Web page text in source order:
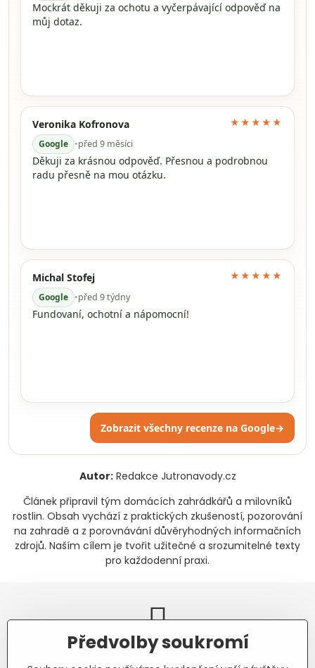
Mockrát děkuji za ochotu a vyčerpávající odpověď na
můj dotaz.
Veronika Kofronova
Google •před 9 měsíci
★★★★★
Děkuji za krásnou odpověď. Přesnou a podrobnou
radu přesně na mou otázku.
Michal Stofej
Google •před 9 týdny
★★★★★
Fundovaní, ochotní a nápomocní!
Zobrazit všechny recenze na Google→
Autor:Redakce Jutronavody.cz
Článek připravil tým domácích zahrádkářů a milovníků
rostlin. Obsah vychází z praktických zkušeností, pozorování
na zahradě a z porovnávání důvěryhodných informačních
zdrojů. Naším cílem je tvořit užitečné a srozumitelné texty
pro každodenní praxi.
Newsletter
Předvolby soukromí